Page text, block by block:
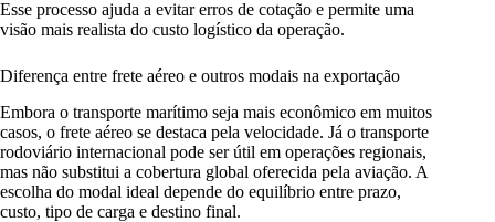
Esse processo ajuda a evitar erros de cotação e permite uma
visão mais realista do custo logístico da operação.
Diferença entre frete aéreo e outros modais na exportação
Embora o transporte marítimo seja mais econômico em muitos
casos, o frete aéreo se destaca pela velocidade. Já o transporte
rodoviário internacional pode ser útil em operações regionais,
mas não substitui a cobertura global oferecida pela aviação. A
escolha do modal ideal depende do equilíbrio entre prazo,
custo, tipo de carga e destino final.